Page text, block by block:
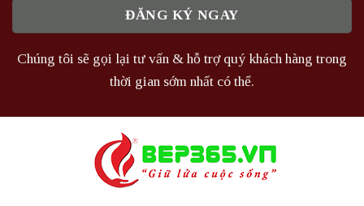
Chúng tôi sẽ gọi lại tư vấn & hỗ trợ quý khách hàng trong
thời gian sớm nhất có thể.